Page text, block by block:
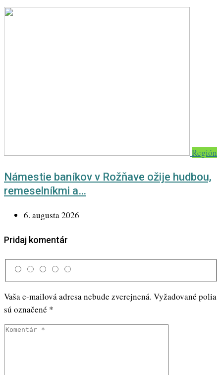
Región
Námestie baníkov v Rožňave ožije hudbou,
remeselníkmi a…
6. augusta 2026
Pridaj komentár
Vaša e-mailová adresa nebude zverejnená. Vyžadované polia
sú označené *